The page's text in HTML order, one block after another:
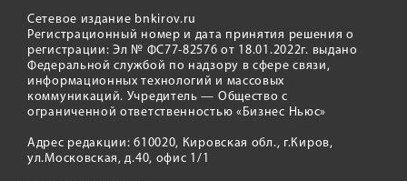
Сетевое издание bnkirov.ru
Регистрационный номер и дата принятия решения о
регистрации: Эл № ФС77-82576 от 18.01.2022г. выдано
Федеральной службой по надзору в сфере связи,
информационных технологий и массовых
коммуникаций. Учредитель — Общество с
ограниченной ответственностью «Бизнес Ньюс»
Адрес редакции: 610020, Кировская обл., г.Киров,
ул.Московская, д.40, офис 1/1